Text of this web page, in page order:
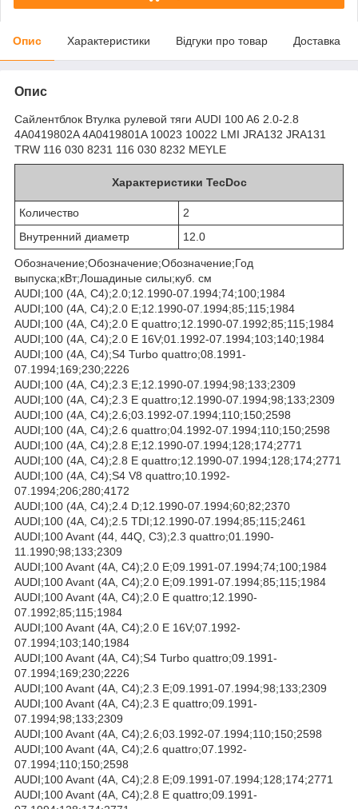
Опис Характеристики Відгуки про товар Доставка
Опис
Сайлентблок Втулка рулевой тяги AUDI 100 A6 2.0-2.8
4A0419802A 4A0419801A 10023 10022 LMI JRA132 JRA131
TRW 116 030 8231 116 030 8232 MEYLE
Характеристики TecDoc
Количество
2
Внутренний диаметр
12.0
Обозначение;Обозначение;Обозначение;Год
выпуска;кВт;Лошадиные силы;куб. см
AUDI;100 (4A, C4);2.0;12.1990-07.1994;74;100;1984
AUDI;100 (4A, C4);2.0 E;12.1990-07.1994;85;115;1984
AUDI;100 (4A, C4);2.0 E quattro;12.1990-07.1992;85;115;1984
AUDI;100 (4A, C4);2.0 E 16V;01.1992-07.1994;103;140;1984
AUDI;100 (4A, C4);S4 Turbo quattro;08.1991-
07.1994;169;230;2226
AUDI;100 (4A, C4);2.3 E;12.1990-07.1994;98;133;2309
AUDI;100 (4A, C4);2.3 E quattro;12.1990-07.1994;98;133;2309
AUDI;100 (4A, C4);2.6;03.1992-07.1994;110;150;2598
AUDI;100 (4A, C4);2.6 quattro;04.1992-07.1994;110;150;2598
AUDI;100 (4A, C4);2.8 E;12.1990-07.1994;128;174;2771
AUDI;100 (4A, C4);2.8 E quattro;12.1990-07.1994;128;174;2771
AUDI;100 (4A, C4);S4 V8 quattro;10.1992-
07.1994;206;280;4172
AUDI;100 (4A, C4);2.4 D;12.1990-07.1994;60;82;2370
AUDI;100 (4A, C4);2.5 TDI;12.1990-07.1994;85;115;2461
AUDI;100 Avant (44, 44Q, C3);2.3 quattro;01.1990-
11.1990;98;133;2309
AUDI;100 Avant (4A, C4);2.0 E;09.1991-07.1994;74;100;1984
AUDI;100 Avant (4A, C4);2.0 E;09.1991-07.1994;85;115;1984
AUDI;100 Avant (4A, C4);2.0 E quattro;12.1990-
07.1992;85;115;1984
AUDI;100 Avant (4A, C4);2.0 E 16V;07.1992-
07.1994;103;140;1984
AUDI;100 Avant (4A, C4);S4 Turbo quattro;09.1991-
07.1994;169;230;2226
AUDI;100 Avant (4A, C4);2.3 E;09.1991-07.1994;98;133;2309
AUDI;100 Avant (4A, C4);2.3 E quattro;09.1991-
07.1994;98;133;2309
AUDI;100 Avant (4A, C4);2.6;03.1992-07.1994;110;150;2598
AUDI;100 Avant (4A, C4);2.6 quattro;07.1992-
07.1994;110;150;2598
AUDI;100 Avant (4A, C4);2.8 E;09.1991-07.1994;128;174;2771
AUDI;100 Avant (4A, C4);2.8 E quattro;09.1991-